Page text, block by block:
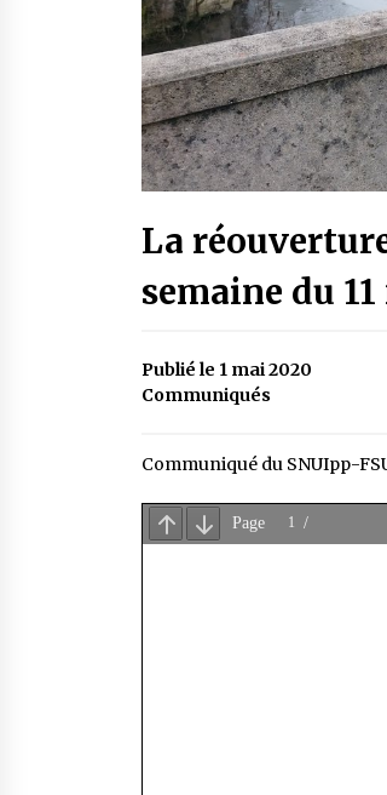
La
semaine du 11
Publié le 1 mai 2020
Communiqués
Communiqué du SNUIpp-